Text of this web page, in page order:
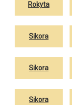
Rokyta
Sikora
Sikora
Sikora